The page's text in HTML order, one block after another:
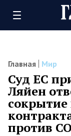
Главная Мир
Суд ЕС
Ляйен
против